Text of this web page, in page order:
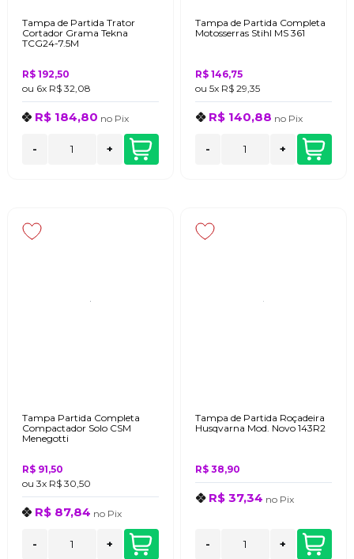
Tampa de Partida Trator
Cortador Grama Tekna
TCG24-7.5M
R$ 192,50
ou 6x R$ 32,08
R$ 184,80 no Pix
- +
Tampa de Partida Completa
Motosserras Stihl MS 361
R$ 146,75
ou 5x R$ 29,35
R$ 140,88 no Pix
- +
Tampa Partida Completa
Compactador Solo CSM
Menegotti
R$ 91,50
ou 3x R$ 30,50
R$ 87,84 no Pix
- +
Tampa de Partida Roçadeira
Husqvarna Mod. Novo 143R2
R$ 38,90
R$ 37,34 no Pix
- +